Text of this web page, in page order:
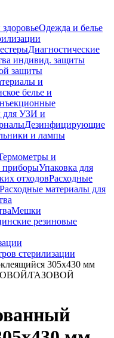
Одежда и белье
Диагностические
индивид. защиты
защиты
и
белье и
для УЗИ и
Дезинфицирующие
и лампы
и
приборыУпаковка для
отходовРасходные
Расходные материалы для
Мешки
резиновые
стерилизации
305х430 мм
ГАЗОВОЙ